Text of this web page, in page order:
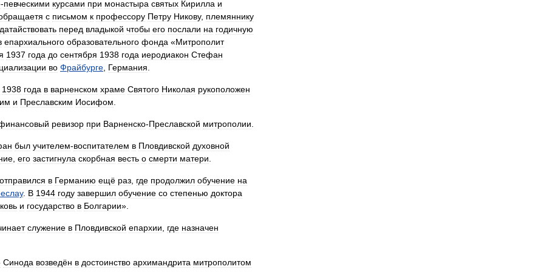
-певческими курсами при монастыра святых Кирилла и
с письмом к профессору Петру Никову, племяннику
перед владыкой чтобы его послали на годичную
епархиального образовательного фонда «Митрополит
1937 года до сентября 1938 года иеродиакон Стефан
во Фрайбурге Германия
1938 года в варненском храме Святого Николая рукоположен
и Преславским Иосифом
ревизор при Варненско-Преславской митрополии
был учителем-воспитателем в Пловдивской духовной
его застигнула скорбная весть о смерти матери
отправился в Германию ещё раз где продолжил обучение на
. В 1944 году завершил обучение со степенью доктора
и государство в Болгарии».
служение в Пловдивской епархии где назначен
Синода возведён в достоинство архимандрита митрополитом